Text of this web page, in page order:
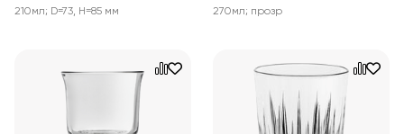
210мл; D=73, H=85 мм
270мл; прозр